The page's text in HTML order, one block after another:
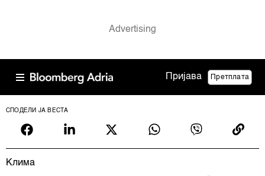
Пријава Претплата
СПОДЕЛИ ЈА ВЕСТА
Клима